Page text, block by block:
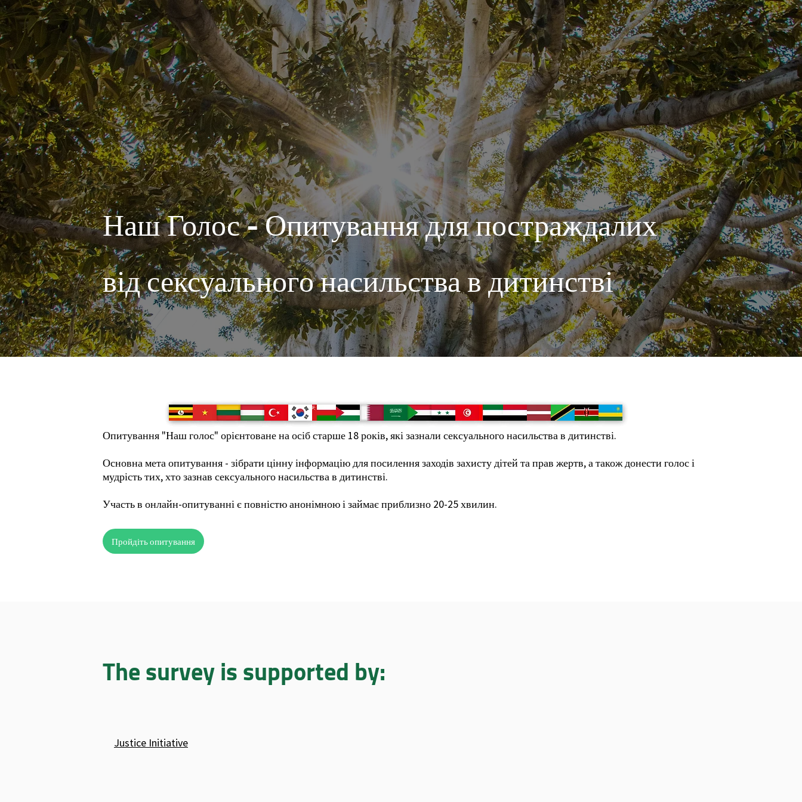
Наш Голос - Опитування для постраждалих
від сексуального насильства в дитинстві
Опитування "Наш голос" орієнтоване на осіб старше 18 років, які зазнали сексуального насильства в дитинстві.
Основна мета опитування - зібрати цінну інформацію для посилення заходів захисту дітей та прав жертв, а також донести голос і
мудрість тих, хто зазнав сексуального насильства в дитинстві.
Участь в онлайн-опитуванні є повністю анонімною і займає приблизно 20-25 хвилин.
Пройдіть опитування
The survey is supported by:
Justice Initiative